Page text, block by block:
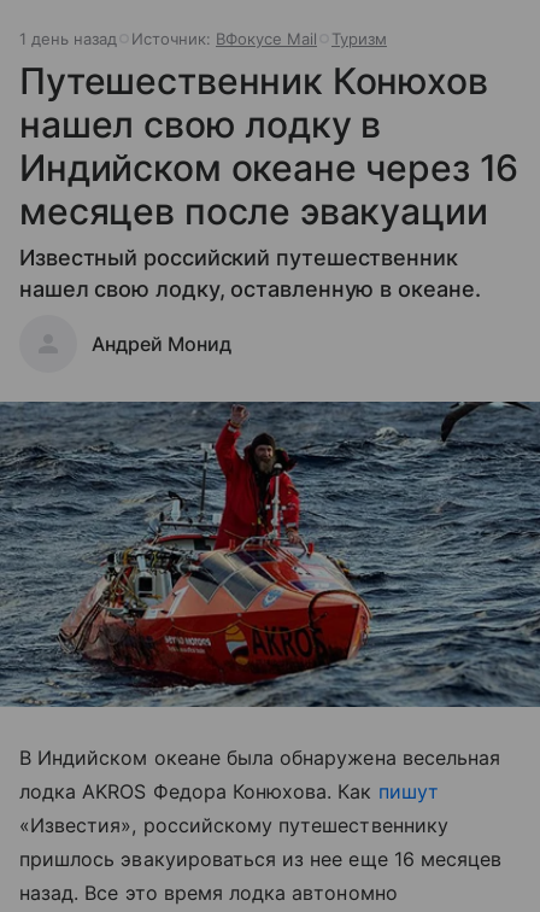
1 день назад Источник: ВФокусе Mail Туризм
Путешественник Конюхов
нашел свою лодку в
Индийском океане через 16
месяцев после эвакуации
Известный российский путешественник
нашел свою лодку, оставленную в океане.
Андрей Монид
В Индийском океане была обнаружена весельная
лодка AKROS Федора Конюхова. Как пишут
«Известия», российскому путешественнику
пришлось эвакуироваться из нее еще 16 месяцев
назад. Все это время лодка автономно